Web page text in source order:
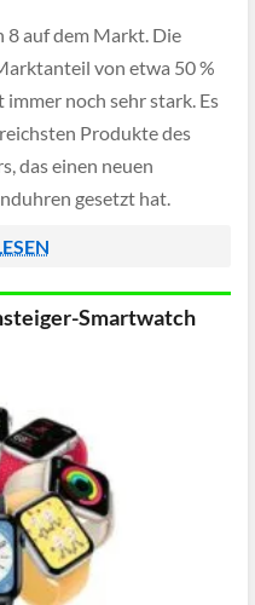
auf dem Markt. Die
von etwa 50 %
noch sehr stark. Es
Produkte des
das einen neuen
gesetzt hat.
Smartwatch